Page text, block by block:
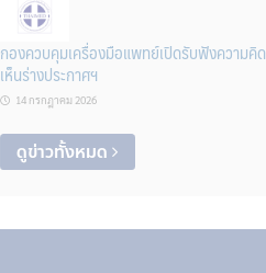
กองควบคุมเครื่องมือแพทย์เปิดรับฟังความคิด
เห็นร่างประกาศฯ
14 กรกฎาคม 2026
ดูข่าวทั้งหมด